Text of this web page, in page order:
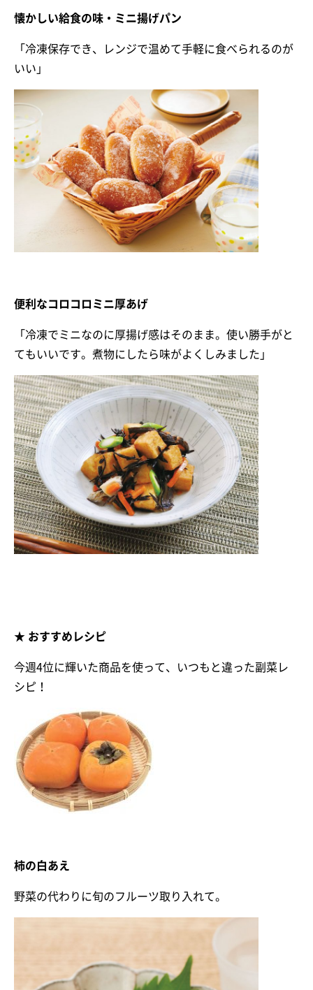
懐かしい給食の味・ミニ揚げパン
「冷凍保存でき、レンジで温めて手軽に食べられるのが
いい」
便利なコロコロミニ厚あげ
「冷凍でミニなのに厚揚げ感はそのまま。使い勝手がと
てもいいです。煮物にしたら味がよくしみました」
★ おすすめレシピ
今週4位に輝いた商品を使って、いつもと違った副菜レ
シピ！
柿の白あえ
野菜の代わりに旬のフルーツ取り入れて。